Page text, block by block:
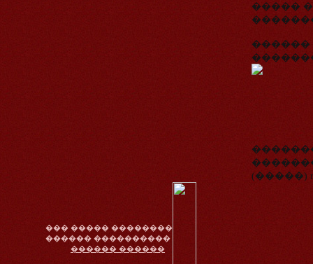
�����
������
(�����)
��� ����� ��������
������ ����������
������ ������